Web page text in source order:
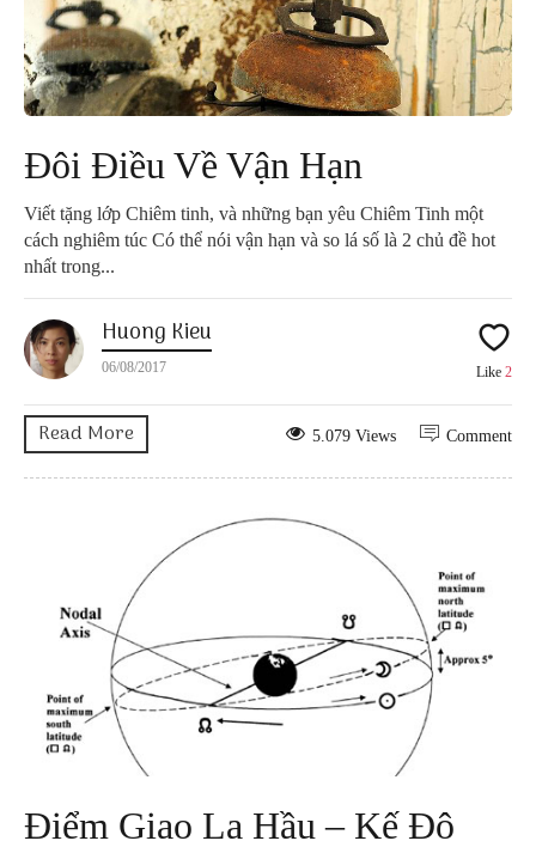
Đôi Điều Về Vận Hạn
Viết tặng lớp Chiêm tinh, và những bạn yêu Chiêm Tinh một
cách nghiêm túc Có thể nói vận hạn và so lá số là 2 chủ đề hot
nhất trong...
Huong Kieu
06/08/2017 Like 2
Read More Comment
5.079 Views
Điểm Giao La Hầu – Kế Đô